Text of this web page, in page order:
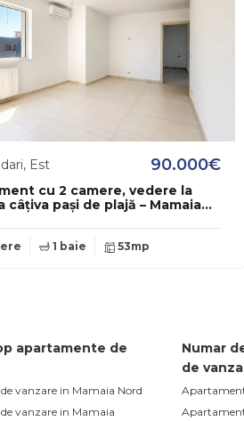
cu 2 camere, vedere la
câțiva pași de plajă – Mamaia
Est 90.000€
1 baie 53mp
apartamente de
vanzare in Mamaia Nord
vanzare in Mamaia
Numar
de